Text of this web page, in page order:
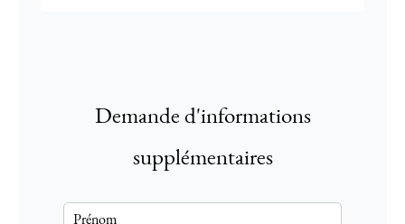
Demande d'informations
supplémentaires